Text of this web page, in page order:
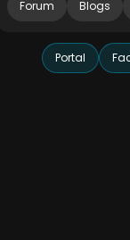
Forum Blogs
Portal